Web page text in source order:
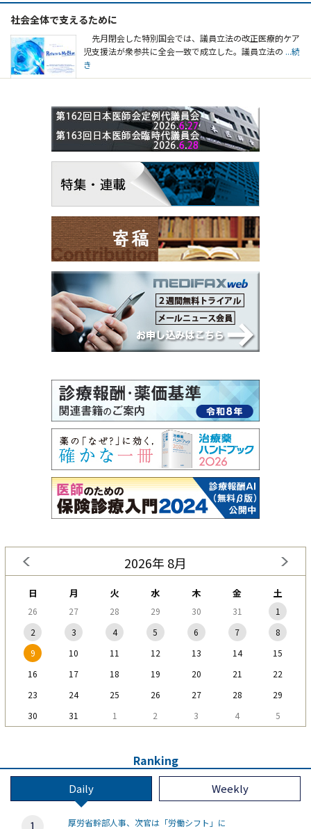
社会全体で支えるために
先月閉会した特別国会では、議員立法の改正医療的ケア
児支援法が衆参共に全会一致で成立した。議員立法の ...続
き
2026年 8月
日 月 火 水 木 金 土
26 27 28 29 30 31
1
2
3 4 5 6 7
8
9
10 11 12 13 14
15
16
17 18 19 20 21
22
23
24 25 26 27 28
29
30
31 1 2 3 4 5
Ranking
Daily Weekly
厚労省幹部人事、次官は「労働シフト」に